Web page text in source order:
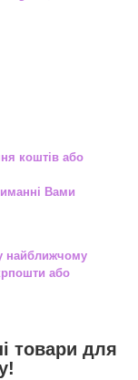
коштів або
Вами
найближчому
або
товари для